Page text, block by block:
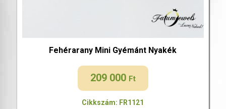
Fehérarany Mini Gyémánt Nyakék
209 000 Ft
Cikkszám: FR1121